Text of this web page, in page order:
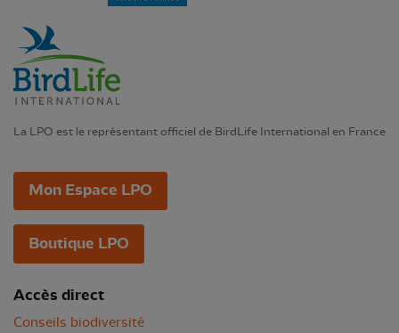
La LPO est le représentant officiel de BirdLife International en France
Mon Espace LPO
Boutique LPO
Accès direct
Conseils biodiversité